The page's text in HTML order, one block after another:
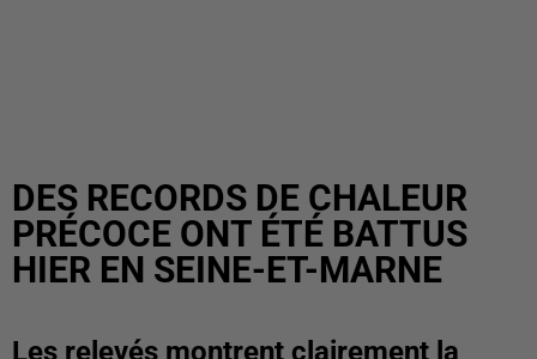
DES RECORDS DE CHALEUR
PRÉCOCE ONT ÉTÉ BATTUS
HIER EN SEINE-ET-MARNE
Les relevés montrent clairement la